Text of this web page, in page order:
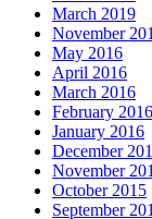
March 2019
November
May 2016
April 2016
March 2016
February 2016
January 2016
December
November
October 2015
September